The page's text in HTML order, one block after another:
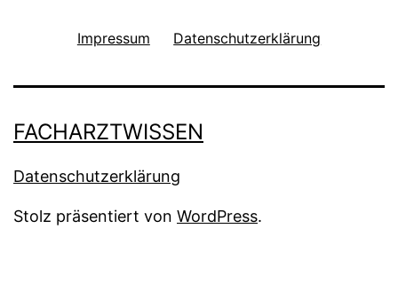
Impressum Datenschutzerklärung
FACHARZTWISSEN
Datenschutzerklärung
Stolz präsentiert von WordPress.